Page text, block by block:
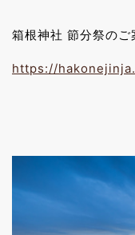
箱根神社 節分祭のご
https://